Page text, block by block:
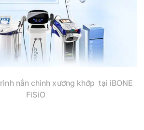
nắn chỉnh xương khớp tại iBONE
FiSiO